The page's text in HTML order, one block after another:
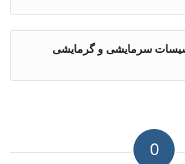
سرمایشی و گرمایشی
0